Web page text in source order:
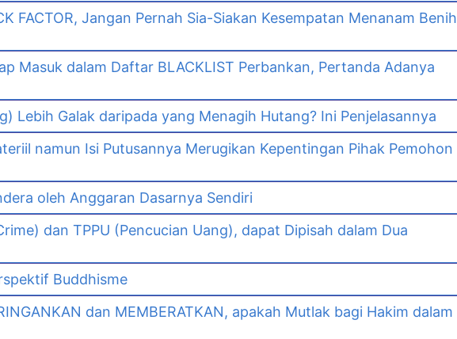
FACTOR, Jangan Pernah Sia-Siakan Kesempatan Menanam Benih
Masuk dalam Daftar BLACKLIST Perbankan, Pertanda Adanya
Lebih Galak daripada yang Menagih Hutang? Ini Penjelasannya
namun Isi Putusannya Merugikan Kepentingan Pihak Pemohon
oleh Anggaran Dasarnya Sendiri
dan TPPU (Pencucian Uang), dapat Dipisah dalam Dua
Buddhisme
dan MEMBERATKAN, apakah Mutlak bagi Hakim dalam